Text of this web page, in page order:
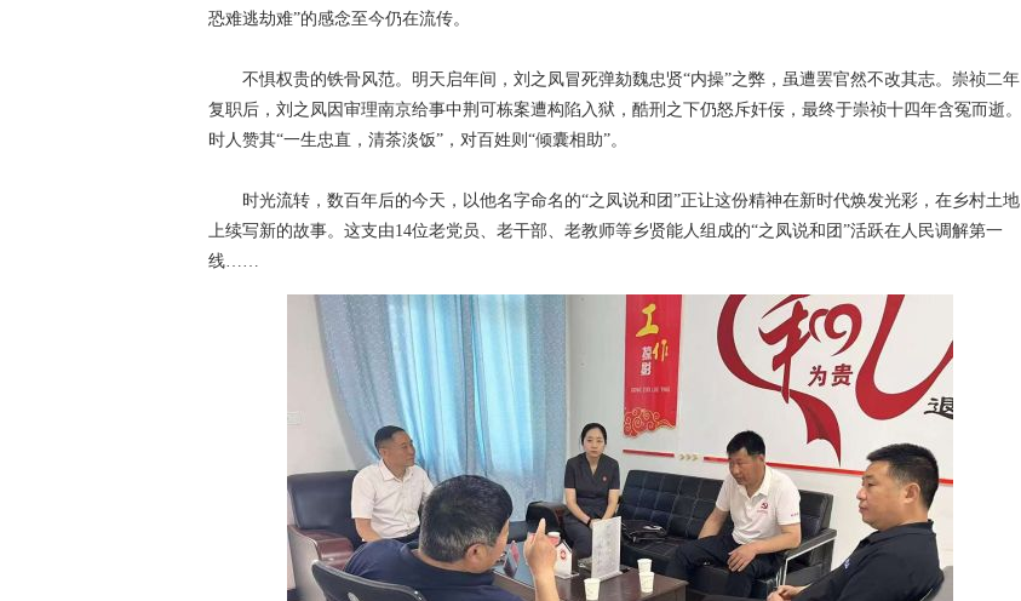
恐难逃劫难”的感念至今仍在流传。
不惧权贵的铁骨风范。明天启年间，刘之凤冒死弹劾魏忠贤“内操”之弊，虽遭罢官然不改其志。崇祯二年
复职后，刘之凤因审理南京给事中荆可栋案遭构陷入狱，酷刑之下仍怒斥奸佞，最终于崇祯十四年含冤而逝。
时人赞其“一生忠直，清茶淡饭”，对百姓则“倾囊相助”。
时光流转，数百年后的今天，以他名字命名的“之凤说和团”正让这份精神在新时代焕发光彩，在乡村土地
上续写新的故事。这支由14位老党员、老干部、老教师等乡贤能人组成的“之凤说和团”活跃在人民调解第一
线……